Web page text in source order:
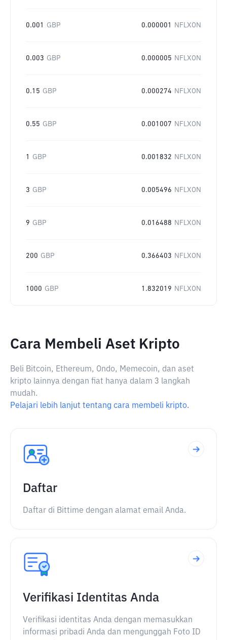
0.001 GBP 0.000001 NFLXON
0.003 GBP 0.000005 NFLXON
0.15 GBP 0.000274 NFLXON
0.55 GBP 0.001007 NFLXON
1 GBP 0.001832 NFLXON
3 GBP 0.005496 NFLXON
9 GBP 0.016488 NFLXON
200 GBP 0.366403 NFLXON
1000 GBP 1.832019 NFLXON
Cara Membeli Aset Kripto
Beli Bitcoin, Ethereum, Ondo, Memecoin, dan aset
kripto lainnya dengan fiat hanya dalam 3 langkah
mudah.
Pelajari lebih lanjut tentang cara membeli kripto.
Daftar
Daftar di Bittime dengan alamat email Anda.
Verifikasi Identitas Anda
Verifikasi identitas Anda dengan memasukkan
informasi pribadi Anda dan mengunggah Foto ID